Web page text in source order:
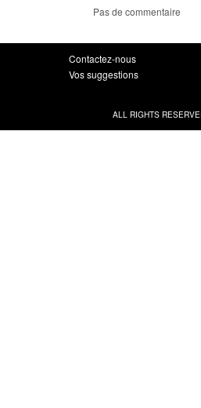
Pas de commentaire
Contactez-nous
Vos suggestions
ALL RIGHTS